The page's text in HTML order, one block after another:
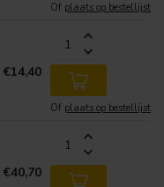
Of plaats op bestellijst
€14,40
Of plaats op bestellijst
€40,70